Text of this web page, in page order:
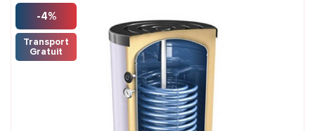
-4%
Transport
Gratuit